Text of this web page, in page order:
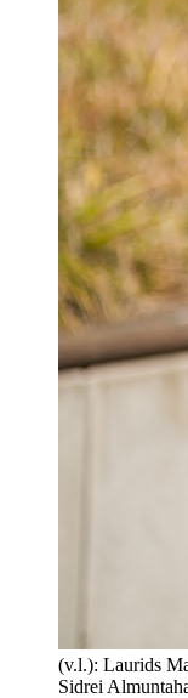
(v.l.): Laurids
Sidrei